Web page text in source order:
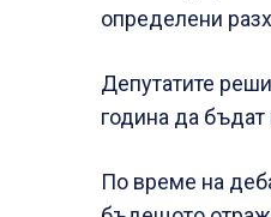
определени
Депутатите
година да
По време на